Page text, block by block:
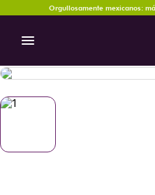
Orgullosamente mexicanos: